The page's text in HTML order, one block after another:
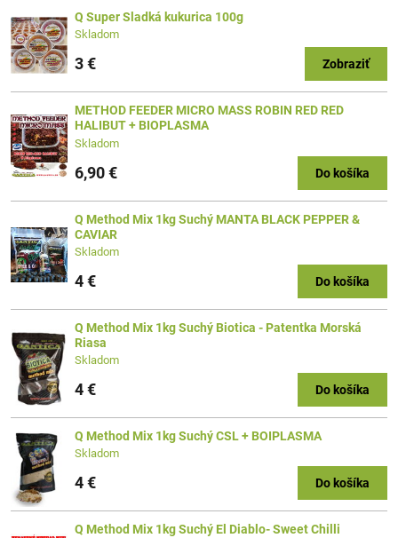
Q Super Sladká kukurica 100g
Skladom
3 € Zobraziť
METHOD FEEDER MICRO MASS ROBIN RED RED
HALIBUT + BIOPLASMA
Skladom
6,90 € Do košíka
Q Method Mix 1kg Suchý MANTA BLACK PEPPER &
CAVIAR
Skladom
4 € Do košíka
Q Method Mix 1kg Suchý Biotica - Patentka Morská
Riasa
Skladom
4 € Do košíka
Q Method Mix 1kg Suchý CSL + BOIPLASMA
Skladom
4 € Do košíka
Q Method Mix 1kg Suchý El Diablo- Sweet Chilli